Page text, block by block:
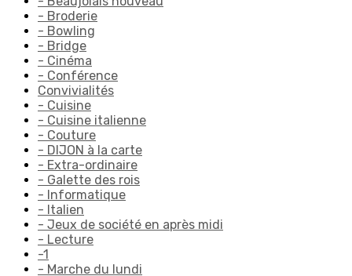
- Broderie
- Bowling
- Bridge
- Cinéma
- Conférence
Convivialités
- Cuisine
- Cuisine italienne
- Couture
- DIJON à la carte
- Extra-ordinaire
- Galette des rois
- Informatique
- Italien
- Jeux de société en après midi
- Lecture
-1
- Marche du lundi